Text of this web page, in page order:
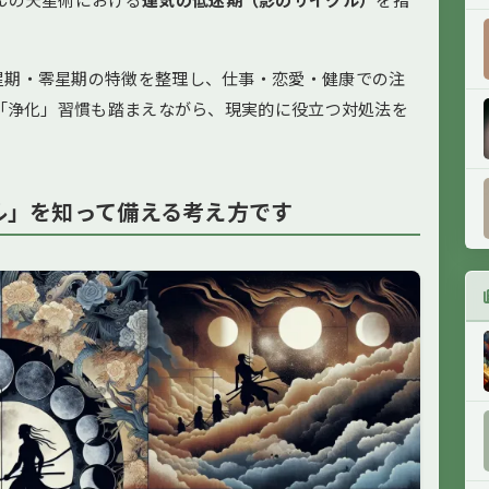
・零星期の特徴を整理し、仕事・恋愛・健康での注
化」習慣も踏まえながら、現実的に役立つ対処法を
を知って備える考え方です